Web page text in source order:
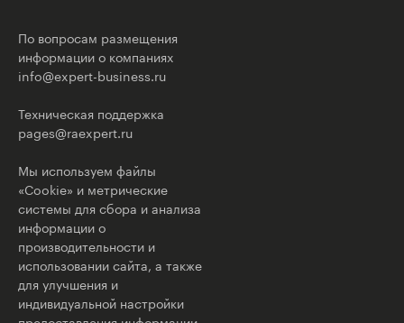
По вопросам размещения
информации о компаниях
info@expert-business.ru
Техническая поддержка
pages@raexpert.ru
Мы используем файлы
«Cookie» и метрические
системы для сбора и анализа
информации о
производительности и
использовании сайта, а также
для улучшения и
индивидуальной настройки